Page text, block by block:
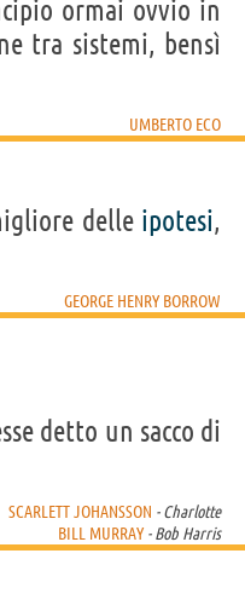
ormai ovvio in
tra sistemi, bensì
UMBERTO ECO
delle ipotesi,
GEORGE HENRY BORROW
detto un sacco di
SCARLETT JOHANSSON - Charlotte
BILL MURRAY - Bob Harris